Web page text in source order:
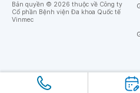
Bản quyền © 2026 thuộc về Công ty
Cổ phần Bệnh viện Đa khoa Quốc tế
Vinmec